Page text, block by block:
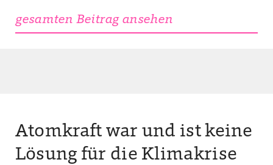
gesamten Beitrag ansehen
Atomkraft war und ist keine
Lösung für die Klimakrise